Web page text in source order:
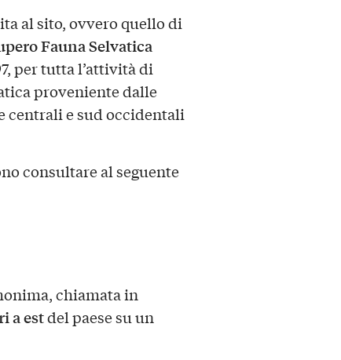
al sito, ovvero quello di
Fauna Selvatica
per tutta l’attività di
proveniente dalle
centrali e sud occidentali
consultare al seguente
chiamata in
a estdel paese su un